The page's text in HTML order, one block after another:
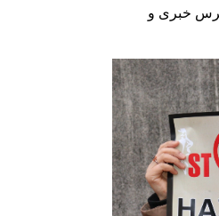
خبری و